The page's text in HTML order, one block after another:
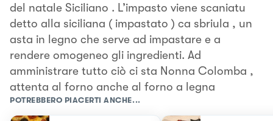
del natale Siciliano . L’impasto viene scaniatu
detto alla siciliana ( impastato ) ca sbriula , un
asta in legno che serve ad impastare e a
rendere omogeneo gli ingredienti. Ad
amministrare tutto ciò ci sta Nonna Colomba ,
attenta al forno anche al forno a legna
POTREBBERO PIACERTI ANCHE...